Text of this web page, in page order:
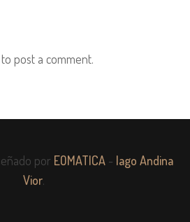
to post a comment.
por EOMATICA - Iago Andina
Vior.